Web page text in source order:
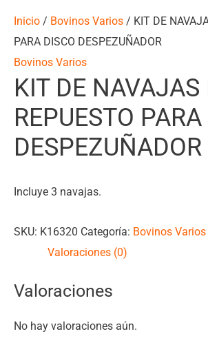
Inicio / Bovinos Varios / KIT DE
PARA DISCO DESPEZUÑADOR
Bovinos Varios
KIT DE NAVAJAS
REPUESTO
DESPEZUÑADOR
Incluye 3 navajas.
SKU: K16320 Categoría: Bovinos Varios
Valoraciones (0)
Valoraciones
No hay valoraciones aún.